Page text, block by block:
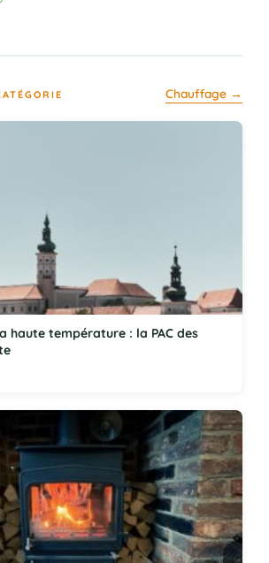
Chauffage →
haute température : la PAC des